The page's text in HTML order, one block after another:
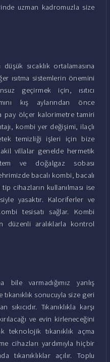
uzman kadromuzla size
sıcaklık ortalamasına
ısıtma sistemlerin önemini
geçirmek için, ısıtıcı
kış aylarından önce
pay ölçer kalorimetre tamiri
kombi yer değişimi, ilaçlı
temizliği işleri için bize
villalar genelde hermetik
ve doğalgaz sobası
bacalı kombi, bacalı
cihazların kullanılması ise
yasaktır. Kaloriferler ve
tesisatı sağlar. Kombi
düzenli aralıklarla kontrol
bile varmadığımız yanlış
sonucuyla size geri
Tıkanıklıkla karşı
ve evin kirleneceğini
teknolojik tıkanıklık açma
cihazları yardımıyla hiçbir
tıkanıklıklar açılır. Toplu